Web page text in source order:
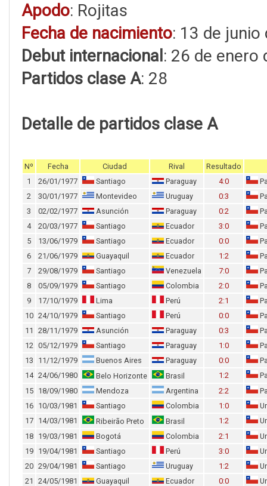
Apodo: Rojitas
Fecha de nacimiento: 13 de junio
Debut internacional : 26 de enero
Partidos clase A: 28
Detalle de partidos clase A
Nº Fecha Ciudad Rival
Resultado
1
26/01/1977 Santiago Paraguay 4:0
2
30/01/1977 Montevideo Uruguay 0:3
3
02/02/1977 Asunción Paraguay 0:2
4
20/03/1977 Santiago Ecuador 3:0
5
13/06/1979 Santiago Ecuador 0:0
6
21/06/1979 Guayaquil Ecuador 1:2
7
29/08/1979 Santiago Venezuela 7:0
8
05/09/1979 Santiago Colombia 2:0
9
17/10/1979 Lima Perú 2:1
10 24/10/1979 Santiago Perú 0:0
11
28/11/1979 Asunción Paraguay 0:3
12 05/12/1979 Santiago Paraguay 1:0
13
11/12/1979 Buenos Aires Paraguay 0:0
14 24/06/1980 Belo Horizonte Brasil 1:2
15
18/09/1980 Mendoza Argentina 2:2
16
10/03/1981 Santiago Colombia 1:0
17
14/03/1981 Ribeirão Preto Brasil 1:2
18
19/03/1981 Bogotá Colombia 2:1
19
19/04/1981 Santiago Perú 3:0
20 29/04/1981 Santiago Uruguay 1:2
21
24/05/1981 Guayaquil Ecuador 0:0